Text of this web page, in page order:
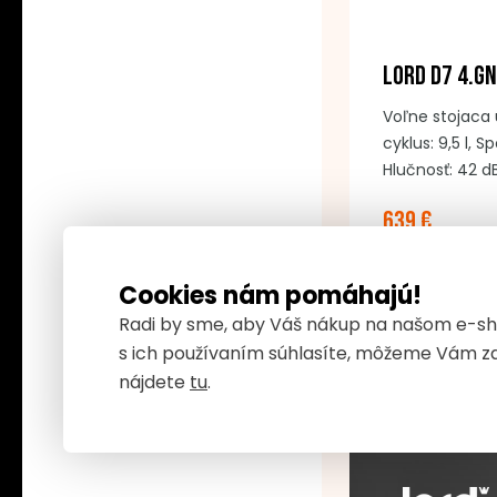
LORD D7 4.GN
Voľne stojaca
cyklus: 9,5 l,
Hlučnosť: 42
Automatické
639 €
Cookies nám pomáhajú!
Radi by sme, aby Váš nákup na našom e-
s ich používaním súhlasíte, môžeme Vám
nájdete tu.